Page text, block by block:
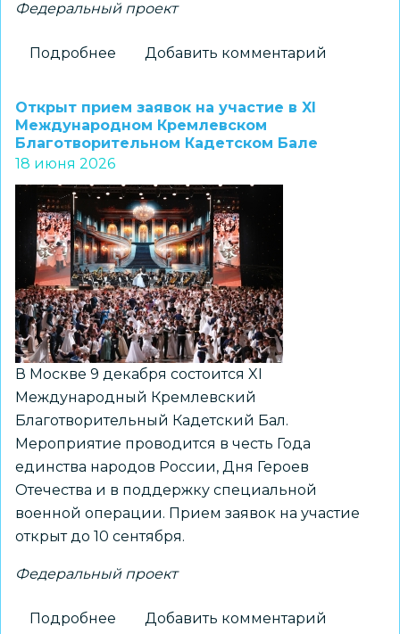
Федеральный проект
Подробнее
финалистами
проекта
знаний-2026»
Добавить комментарий
Открыт прием заявок на участие в XI
Международном Кремлевском
Благотворительном Кадетском Бале
18 июня 2026
В Москве 9 декабря состоится XI
Международный Кремлевский
Благотворительный Кадетский Бал.
Мероприятие проводится в честь Года
единства народов России, Дня Героев
Отечества и в поддержку специальной
военной операции. Прием заявок на участие
открыт до 10 сентября.
Федеральный проект
Подробнее Добавить комментарий